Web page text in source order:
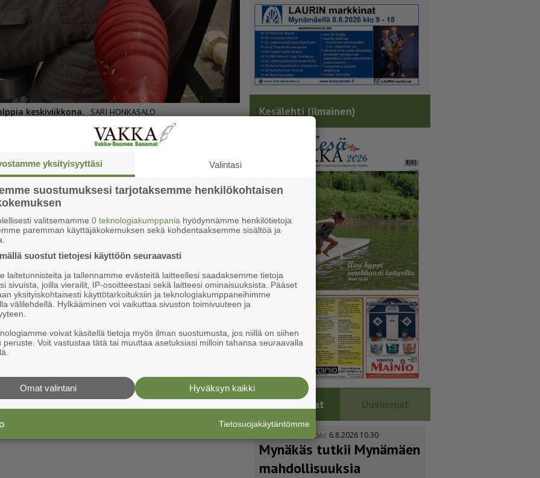
keskiviikkona.
SARI HONKASALO
luonto ja taide
on sinulle tilaajamme
artikkelin kirjautumalla sisään
Kesälehti (ilmainen)
Luetuimmat Uusimmat
Mynämäki 6.8.2026 10.30
Mynäkäs tutkii Mynämäen
mahdol­li­suuksia
yksityisyyttäsi Valintasi
suostumuksesi tarjotaksemme henkilökohtaisen
valitsemamme 0 teknologiakumppania hyödynnämme henkilötietoja
paremman käyttäjäkokemuksen sekä kohdentaaksemme sisältöä ja
suostut tietojesi käyttöön seuraavasti
laitetunnisteita ja tallennamme evästeitä laitteellesi saadaksemme tietoja
sivuista, joilla vierailit, IP-osoitteestasi sekä laitteesi ominaisuuksista. Pääset
yksityiskohtaisesti käyttötarkoituksiin ja teknologiakumppaneihimme
välilehdellä. Hylkääminen voi vaikuttaa sivuston toimivuuteen ja
voivat käsitellä tietoja myös ilman suostumusta, jos niillä on siihen
peruste. Voit vastustaa tätä tai muuttaa asetuksiasi milloin tahansa seuraavalla
Hyväksyn kaikki
Omat valintani
Tietosuojakäytäntömme